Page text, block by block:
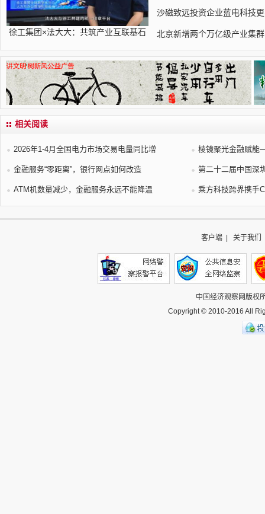
徐工集团×法大大：共筑产业互联基石
沙磁致远投资企业蓝电科技
北京新增两个万亿级产业集
相关阅读
2026年1-4月全国电力市场交易电量同比增 棱镜聚光金融赋
金融服务“零距离”，银行网点如何改造 第二十二届中国深
ATM机数量减少，金融服务永远不能降温 乘方科技跨界携手
客户端 关于我们
中国经济观察网版权
Copyright © 2010-2016 All